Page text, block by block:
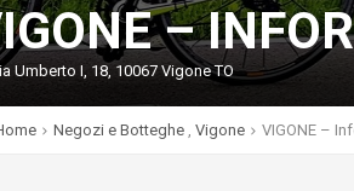
–
Umberto I, 18, 10067 Vigone TO
Negozi e Botteghe , Vigone VIGONE –